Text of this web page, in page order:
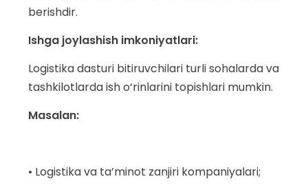
berishdir.
Ishga joylashish imkoniyatlari:
Logistika dasturi bitiruvchilari turli sohalarda va
tashkilotlarda ish o‘rinlarini topishlari mumkin.
Masalan:
• Logistika va ta’minot zanjiri kompaniyalari;